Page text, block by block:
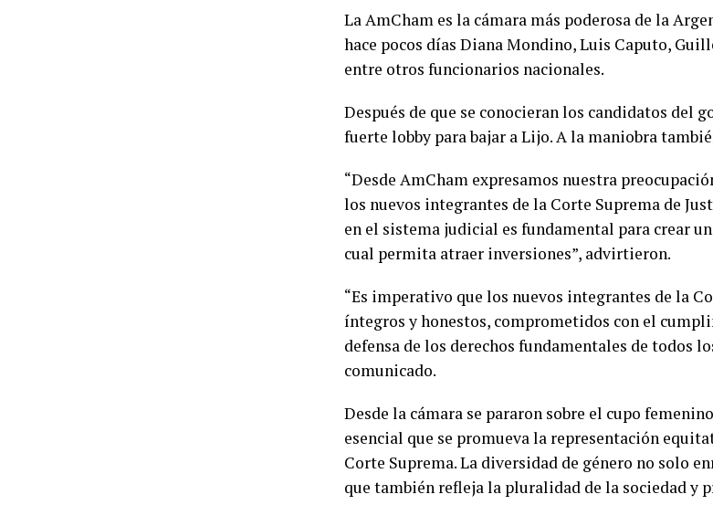
La AmCham es la cámara más poderosa de la
hace pocos días Diana Mondino, Luis Caputo,
entre otros funcionarios nacionales.
Después de que se conocieran los candidatos del
fuerte lobby para bajar a Lijo. A la maniobra
“Desde AmCham expresamos nuestra
los nuevos integrantes de la Corte Suprema de
en el sistema judicial es fundamental para crear
cual permita atraer inversiones”, advirtieron.
“Es imperativo que los nuevos integrantes de la
íntegros y honestos, comprometidos con el
defensa de los derechos fundamentales de todos
comunicado.
Desde la cámara se pararon sobre el cupo
esencial que se promueva la representación
Corte Suprema. La diversidad de género no solo
que también refleja la pluralidad de la sociedad y